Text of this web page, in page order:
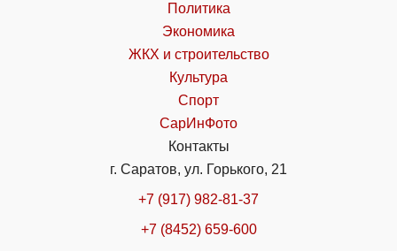
Политика
Экономика
ЖКХ и строительство
Культура
Спорт
СарИнФото
Контакты
г. Саратов, ул. Горького, 21
+7 (917) 982-81-37
+7 (8452) 659-600